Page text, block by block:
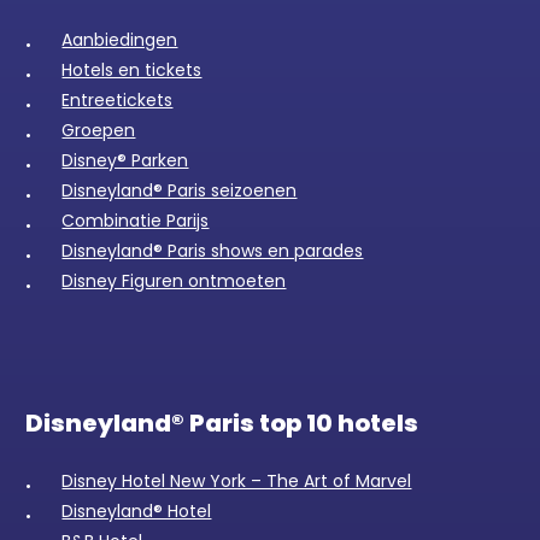
Aanbiedingen
Hotels en tickets
Entreetickets
Groepen
Disney® Parken
Disneyland® Paris seizoenen
Combinatie Parijs
Disneyland® Paris shows en parades
Disney Figuren ontmoeten
Disneyland® Paris top 10 hotels
Disney Hotel New York – The Art of Marvel
Disneyland® Hotel